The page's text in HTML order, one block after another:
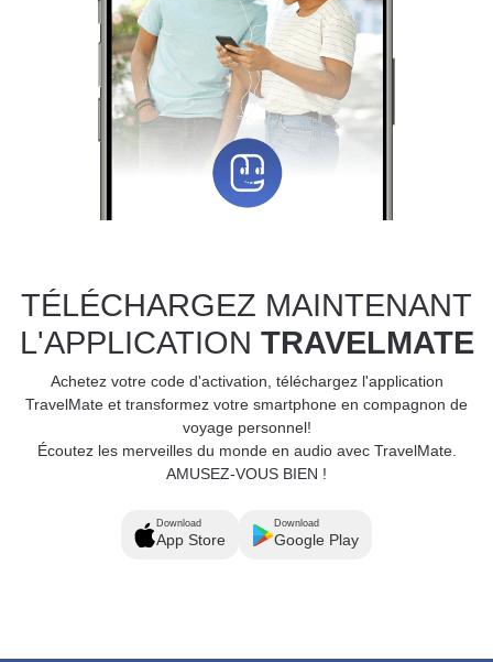
TÉLÉCHARGEZ MAINTENANT
L'APPLICATION TRAVELMATE
Achetez votre code d'activation, téléchargez l'application
TravelMate et transformez votre smartphone en compagnon de
voyage personnel!
Écoutez les merveilles du monde en audio avec TravelMate.
AMUSEZ-VOUS BIEN !
Download
App Store
Download
Google Play